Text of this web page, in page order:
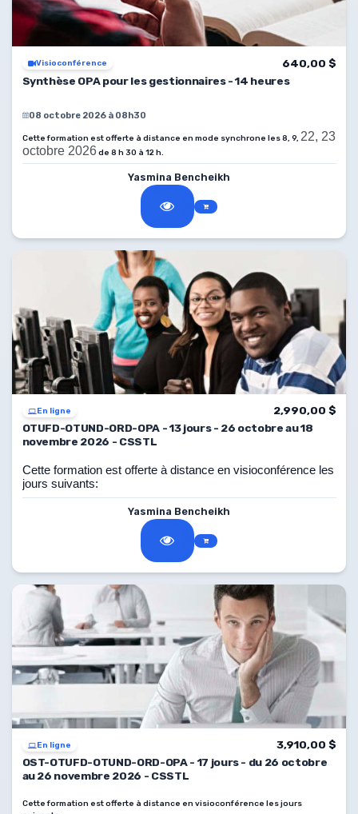
Visioconférence
640,00 $
Synthèse OPA pour les gestionnaires - 14 heures
08 octobre 2026 à 08h30
Cette formation est offerte à distance en mode synchrone les 8, 9, 22, 23
octobre 2026de 8 h 30 à 12 h.
Yasmina Bencheikh
En ligne
2,990,00 $
OTUFD-OTUND-ORD-OPA - 13 jours - 26 octobre au 18
novembre 2026 - CSSTL
Cette formation est offerte à distance en visioconférence les
jours suivants:
26, 27, 28, 29 octobre, 2, 3, 4, 9, 10, 11, 16, 17, 18
novembre 2026 de 8 h à 16 h.
Yasmina Bencheikh
En ligne
3,910,00 $
OST-OTUFD-OTUND-ORD-OPA - 17 jours - du 26 octobre
au 26 novembre 2026 - CSSTL
Cette formation est offerte à distance en visioconférence les jours